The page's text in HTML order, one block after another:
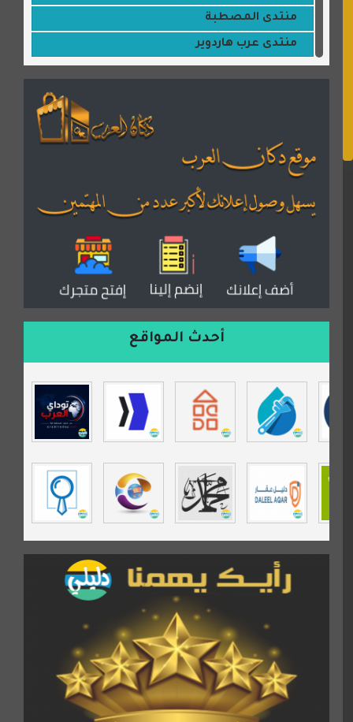
منتدى المصطبة
منتدى عرب هاردوير
القران للجميع
منتدى همسات روائية
المكتبة الصوتية للقران الكريم
منتدى عدلات
موقع مداد الإسلامي
ورشة زهرة لورا للحدادة
موقع حراج خدمة
تي في قران
موسوعة نور الرحمن
مندى غرام
مردة سوفت
السبيل
أحدث المواقع